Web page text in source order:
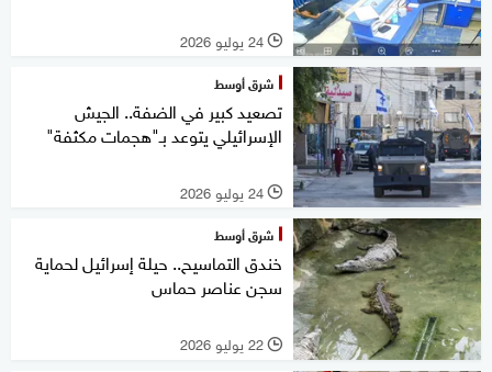
l 24 يوليو 2026
شرق أوسط
تصعيد كبير في الضفة.. الجيش
الإسرائيلي يتوعد بـ"هجمات مكثفة"
l 24 يوليو 2026
شرق أوسط
خندق التماسيح.. حيلة إسرائيل لحماية
سجن عناصر حماس
l 22 يوليو 2026